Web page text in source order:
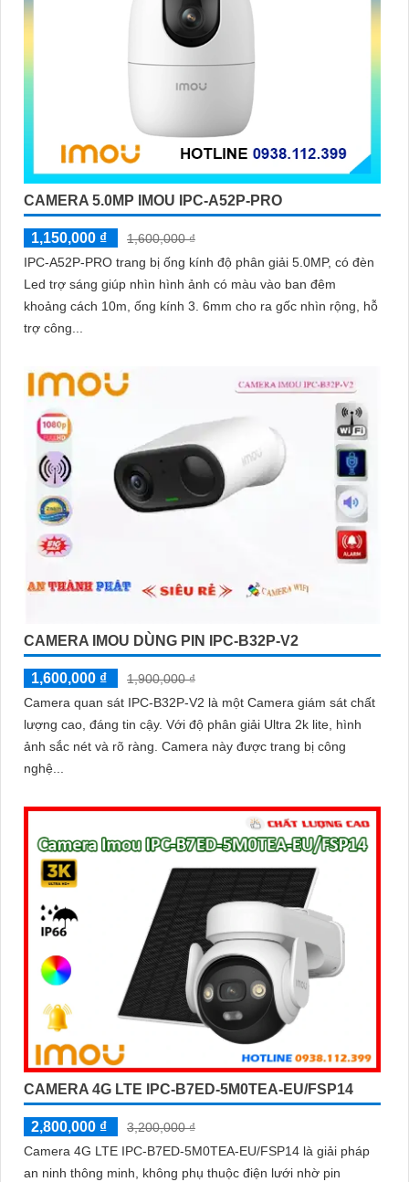
CAMERA 5.0MP IMOU IPC-A52P-PRO
1,150,000 ₫
1,600,000 ₫
IPC-A52P-PRO trang bị ống kính độ phân giải 5.0MP, có đèn
Led trợ sáng giúp nhìn hình ảnh có màu vào ban đêm
khoảng cách 10m, ống kính 3. 6mm cho ra gốc nhìn rộng, hỗ
trợ công...
CAMERA IMOU DÙNG PIN IPC-B32P-V2
1,600,000 ₫
1,900,000 ₫
Camera quan sát IPC-B32P-V2 là một Camera giám sát chất
lượng cao, đáng tin cậy. Với độ phân giải Ultra 2k lite, hình
ảnh sắc nét và rõ ràng. Camera này được trang bị công
nghệ...
CAMERA 4G LTE IPC-B7ED-5M0TEA-EU/FSP14
2,800,000 ₫
3,200,000 ₫
Camera 4G LTE IPC-B7ED-5M0TEA-EU/FSP14 là giải pháp
an ninh thông minh, không phụ thuộc điện lưới nhờ pin